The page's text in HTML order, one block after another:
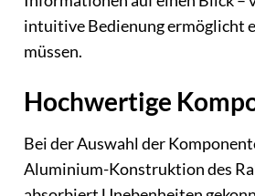
intuitive Bedienung ermöglicht
müssen.
Hochwertige
Bei der Auswahl der
Aluminium-Konstruktion des